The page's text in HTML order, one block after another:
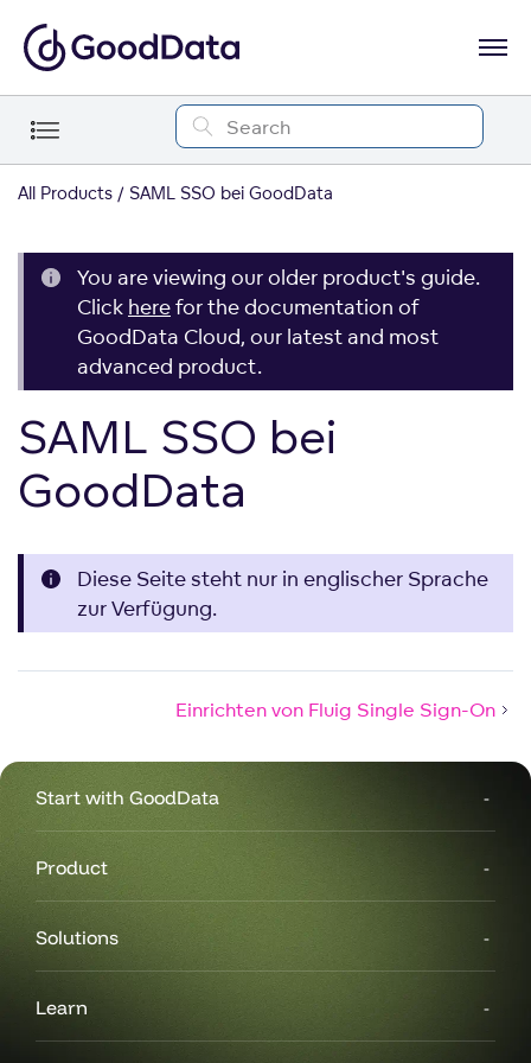
All Products SAML SSO bei GoodData
You are viewing our older product's guide.
Click herefor the documentation of
GoodData Cloud, our latest and most
advanced product.
SAML SSO bei
GoodData
Diese Seite steht nur in englischer Sprache
zur Verfügung.
Einrichten von Fluig Single Sign-On
Start with GoodData
Product
Solutions
Learn